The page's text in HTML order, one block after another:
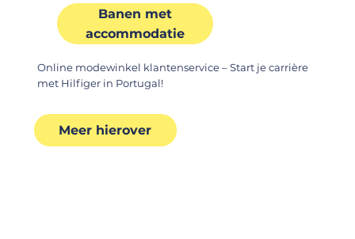
Banen met
accommodatie
Online modewinkel klantenservice – Start je carrière
met Hilfiger in Portugal!
Meer hierover